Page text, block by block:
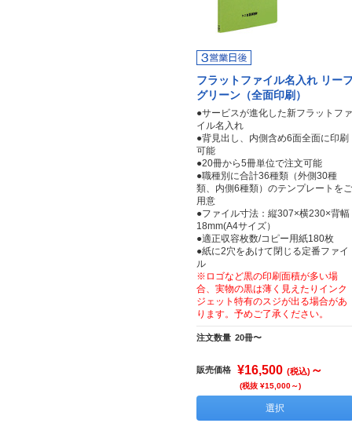
フラットファイル名入れ リー
グリーン（全面印刷）
●サービスが進化した新フラットファ
イル名入れ
●背見出し、内側含め6面全面に印刷
可能
●20冊から5冊単位で注文可能
●職種別に合計36種類（外側30種
類、内側6種類）のテンプレートをご
用意
●ファイル寸法：縦307×横230×背幅
18mm(A4サイズ）
●適正収容枚数/コピー用紙180枚
●紙に2穴をあけて閉じる定番ファイ
ル
※ロゴなど黒の印刷面積が多い場
合、実物の黒は薄く見えたりインク
ジェット特有のスジが出る場合があ
ります。予めご了承ください。
注文数量 20冊〜
販売価格 ¥16,500 (税込) ～
(税抜 ¥15,000～)
選択